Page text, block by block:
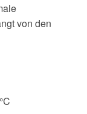
von den